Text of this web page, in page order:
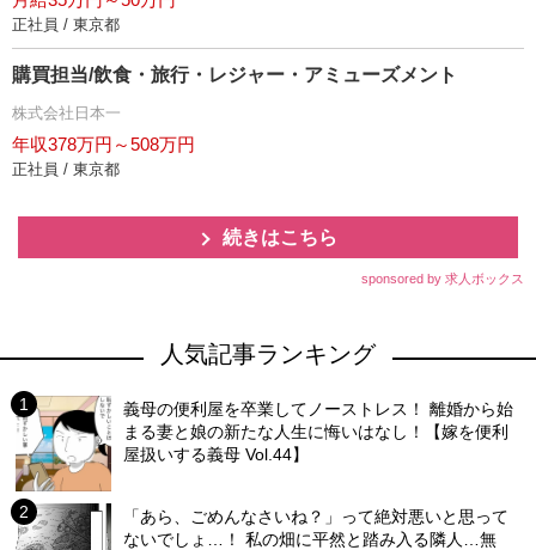
正社員 / 東京都
購買担当/飲食・旅行・レジャー・アミューズメント
株式会社日本一
年収378万円～508万円
正社員 / 東京都
続きはこちら
sponsored by 求人ボックス
人気記事ランキング
義母の便利屋を卒業してノーストレス！ 離婚から始
まる妻と娘の新たな人生に悔いはなし！【嫁を便利
屋扱いする義母 Vol.44】
「あら、ごめんなさいね？」って絶対悪いと思って
ないでしょ…！ 私の畑に平然と踏み入る隣人…無